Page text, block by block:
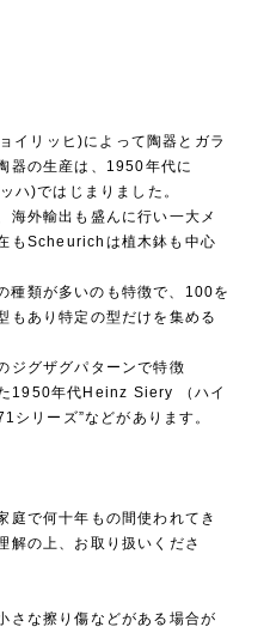
リッヒ)によって陶器とガラ
器の生産は、1950年代に
ハ)ではじまりました。
海外輸出も盛んに行い一大メ
もScheurichは植木鉢も中心
類が多いのも特徴で、100を
もあり特定の型だけを集める
ジグザグパターンで特徴
1950年代Heinz Siery （ハイ
シリーズ”などがあります。
で何十年もの間使われてき
解の上、お取り扱いくださ
さな擦り傷などがある場合が